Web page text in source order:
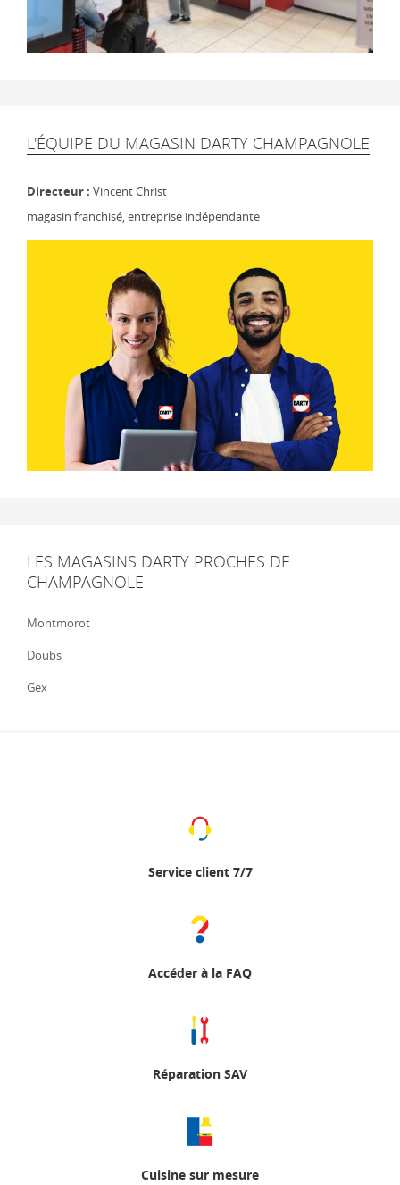
L'ÉQUIPE DU MAGASIN DARTY CHAMPAGNOLE
Directeur : Vincent Christ
magasin franchisé, entreprise indépendante
LES MAGASINS DARTY PROCHES DE
CHAMPAGNOLE
Montmorot
Doubs
Gex
Service client 7/7
Accéder à la FAQ
Réparation SAV
Cuisine sur mesure